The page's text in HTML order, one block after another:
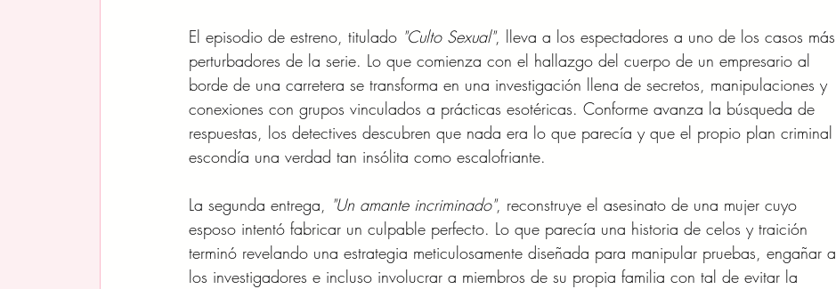
El episodio de estreno, titulado "Culto Sexual", lleva a los espectadores a uno de los casos más
perturbadores de la serie. Lo que comienza con el hallazgo del cuerpo de un empresario al
borde de una carretera se transforma en una investigación llena de secretos, manipulaciones y
conexiones con grupos vinculados a prácticas esotéricas. Conforme avanza la búsqueda de
respuestas, los detectives descubren que nada era lo que parecía y que el propio plan criminal
escondía una verdad tan insólita como escalofriante.
La segunda entrega, "Un amante incriminado", reconstruye el asesinato de una mujer cuyo
esposo intentó fabricar un culpable perfecto. Lo que parecía una historia de celos y traición
terminó revelando una estrategia meticulosamente diseñada para manipular pruebas, engañar a
los investigadores e incluso involucrar a miembros de su propia familia con tal de evitar la